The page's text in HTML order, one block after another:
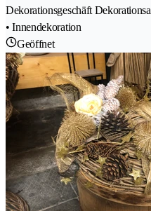
Dekorationsgeschäft
• Innendekoration
Geöffnet